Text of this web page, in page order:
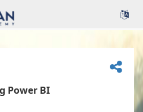
Power BI